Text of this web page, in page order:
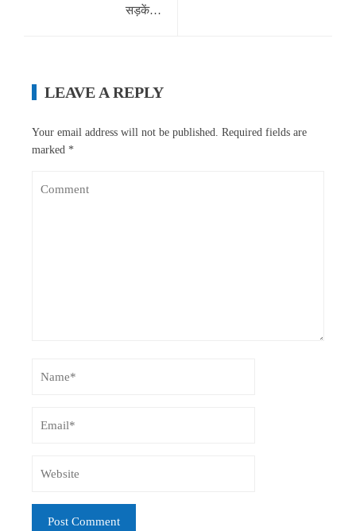
सड़कें…
LEAVE A REPLY
Your email address will not be published. Required fields are
marked *